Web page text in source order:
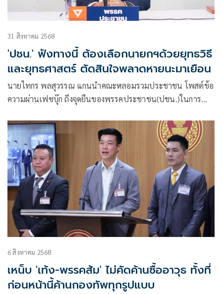
31 สิงหาคม 2568
'ปชน.' ฟังทางนี้ ต้องเลือกนายกฯด้วยยุทธวิธี
และยุทธศาสตร์ ตัดสินใจพลาดหายนะมาเยือน
นายไทกร พลสุวรรณ แกนนำคณะหลอมรวมประชาชน โพสต์ข้อ
ความผ่านเฟซบุ๊ก ถึงจุดยืนของพรรคประชาชน(ปชน.)ในการ
6 สิงหาคม 2568
เหน็บ 'เท้ง-พรรคส้ม' ไม่คัดค้านซื้ออาวุธ ทั้งที่
ก่อนหน้านี้ค้านกองทัพทุกรูปแบบ